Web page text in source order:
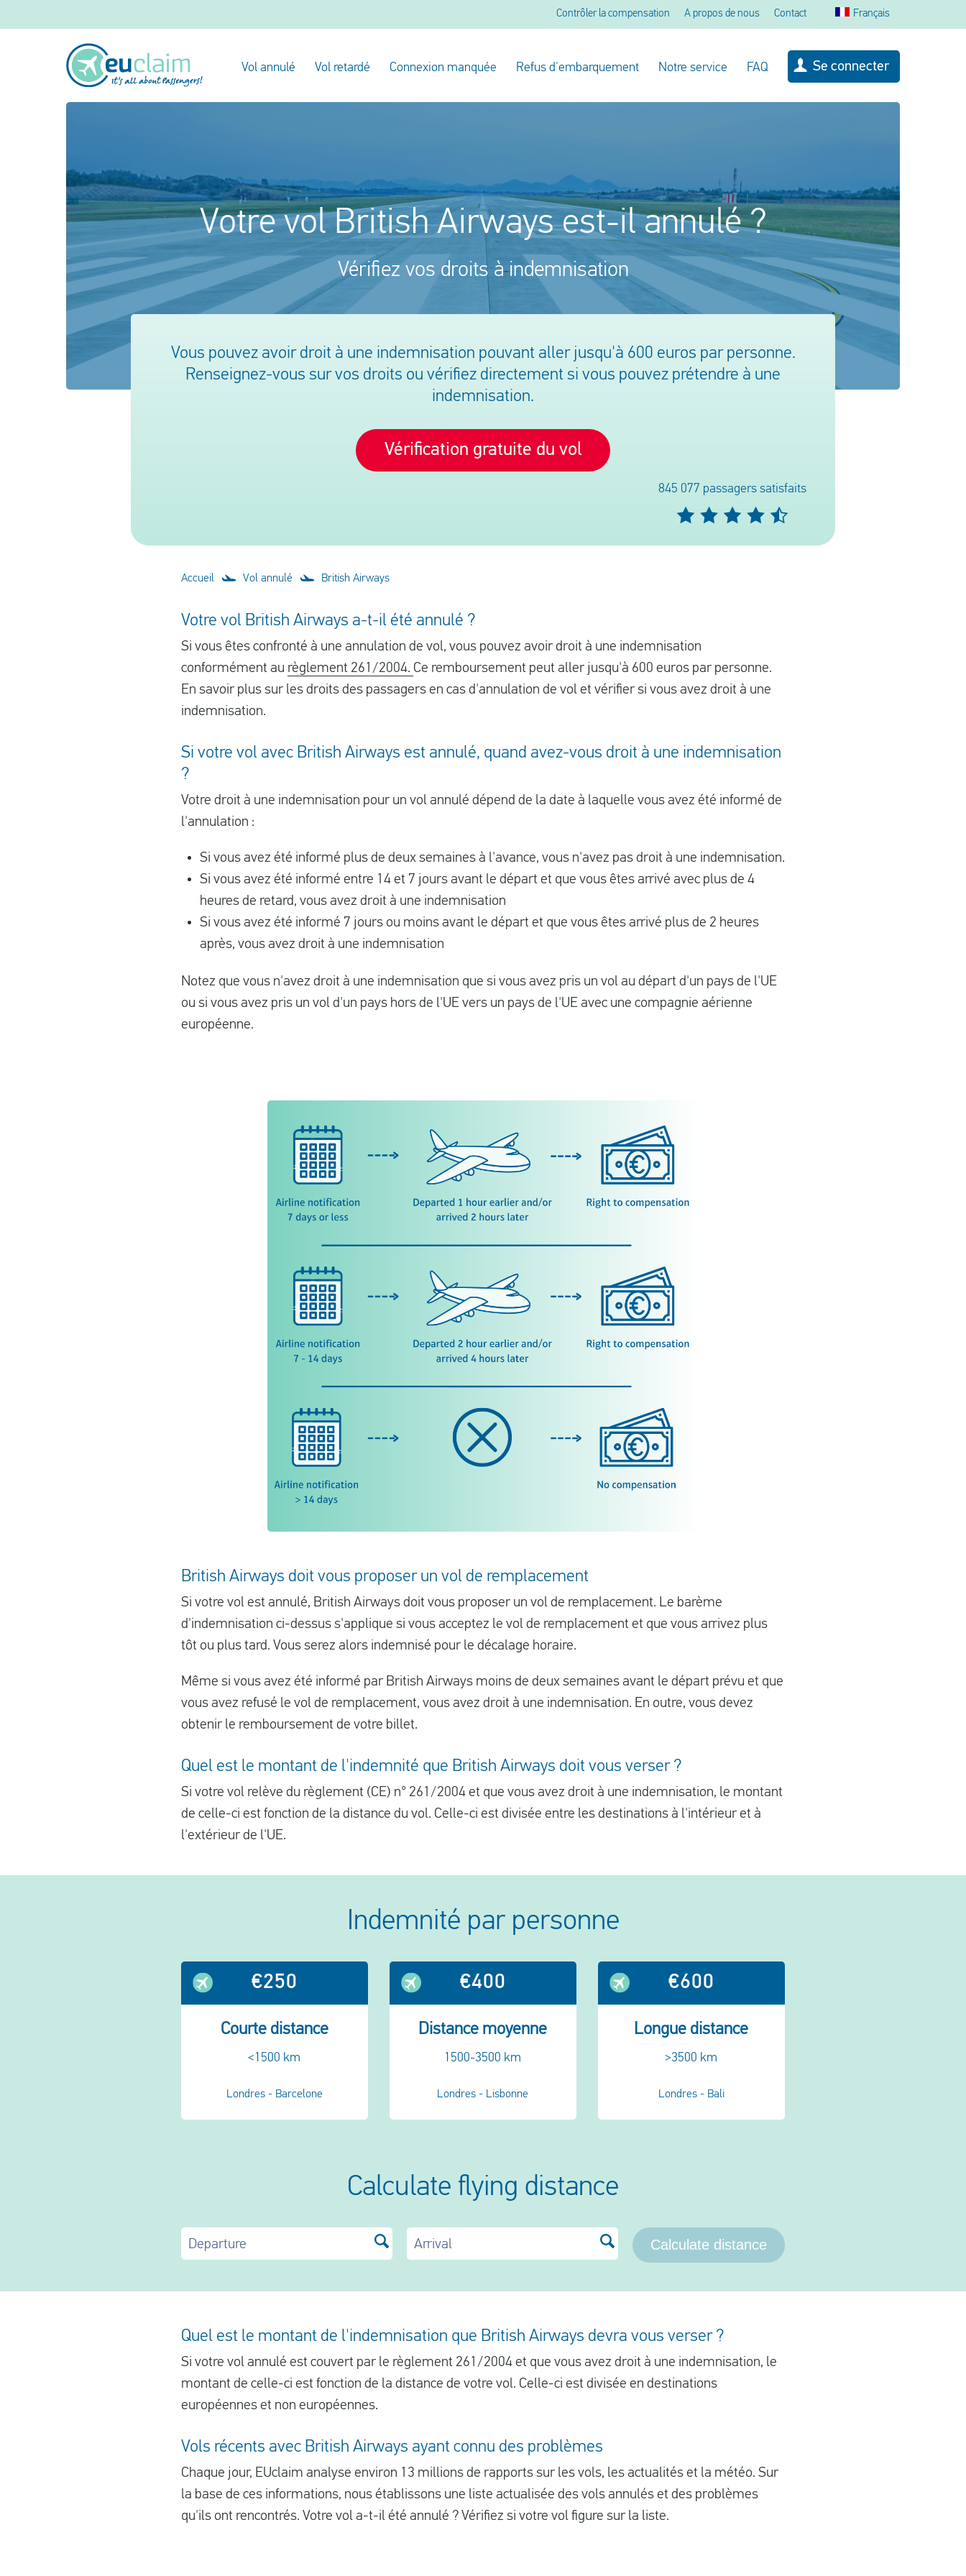
Contrôler la compensation A propos de nous Contact Français
Vol annulé Vol retardé Connexion manquée Refus d'embarquement Notre service FAQ Se connecter
Votre vol British Airways est-il annulé ?
Vérifiez vos droits à indemnisation
Vous pouvez avoir droit à une indemnisation pouvant aller jusqu'à 600 euros par personne.
Renseignez-vous sur vos droits ou vérifiez directement si vous pouvez prétendre à une
indemnisation.
Vérification gratuite du vol
845 077 passagers satisfaits
Accueil Vol annulé British Airways
Votre vol British Airways a-t-il été annulé ?
Si vous êtes confronté à une annulation de vol, vous pouvez avoir droit à une indemnisation
conformément au règlement 261/2004. Ce remboursement peut aller jusqu'à 600 euros par personne.
En savoir plus sur les droits des passagers en cas d'annulation de vol et vérifier si vous avez droit à une
indemnisation.
Si votre vol avec British Airways est annulé, quand avez-vous droit à une indemnisation
?
Votre droit à une indemnisation pour un vol annulé dépend de la date à laquelle vous avez été informé de
l'annulation :
Si vous avez été informé plus de deux semaines à l'avance, vous n'avez pas droit à une indemnisation.
Si vous avez été informé entre 14 et 7 jours avant le départ et que vous êtes arrivé avec plus de 4
heures de retard, vous avez droit à une indemnisation
Si vous avez été informé 7 jours ou moins avant le départ et que vous êtes arrivé plus de 2 heures
après, vous avez droit à une indemnisation
Notez que vous n'avez droit à une indemnisation que si vous avez pris un vol au départ d'un pays de l'UE
ou si vous avez pris un vol d'un pays hors de l'UE vers un pays de l'UE avec une compagnie aérienne
européenne.
British Airways doit vous proposer un vol de remplacement
Si votre vol est annulé, British Airways doit vous proposer un vol de remplacement. Le barème
d'indemnisation ci-dessus s'applique si vous acceptez le vol de remplacement et que vous arrivez plus
tôt ou plus tard. Vous serez alors indemnisé pour le décalage horaire.
Même si vous avez été informé par British Airways moins de deux semaines avant le départ prévu et que
vous avez refusé le vol de remplacement, vous avez droit à une indemnisation. En outre, vous devez
obtenir le remboursement de votre billet.
Quel est le montant de l'indemnité que British Airways doit vous verser ?
Si votre vol relève du règlement (CE) n° 261/2004 et que vous avez droit à une indemnisation, le montant
de celle-ci est fonction de la distance du vol. Celle-ci est divisée entre les destinations à l'intérieur et à
l'extérieur de l'UE.
Indemnité par personne
€250
Courte distance
<1500 km
Londres - Barcelone
€400
Distance moyenne
1500-3500 km
Londres - Lisbonne
€600
Longue distance
>3500 km
Londres - Bali
Calculate flying distance
Departure Arrival Calculate distance
Quel est le montant de l'indemnisation que British Airways devra vous verser ?
Si votre vol annulé est couvert par le règlement 261/2004 et que vous avez droit à une indemnisation, le
montant de celle-ci est fonction de la distance de votre vol. Celle-ci est divisée en destinations
européennes et non européennes.
Vols récents avec British Airways ayant connu des problèmes
Chaque jour, EUclaim analyse environ 13 millions de rapports sur les vols, les actualités et la météo. Sur
la base de ces informations, nous établissons une liste actualisée des vols annulés et des problèmes
qu'ils ont rencontrés. Votre vol a-t-il été annulé ? Vérifiez si votre vol figure sur la liste.